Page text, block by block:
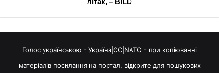
Голос українською - Україна|ЄС|NATO - при копіюванні
матеріалів посилання на портал, відкрите для пошукових